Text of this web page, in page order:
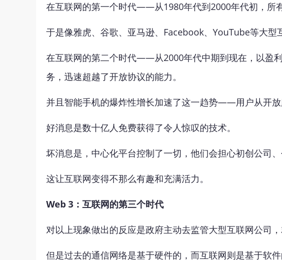
在互联网的第一个时代——从1980年代到2000年代初，所
于是像雅虎、谷歌、亚马逊、Facebook、YouTube等大型
在互联网的第二个时代——从2000年代中期到现在，以盈
务，迅速超越了开放协议的能力。
并且智能手机的爆炸性增长加速了这一趋势——用户从开放
好消息是数十亿人免费获得了令人惊叹的技术。
坏消息是，中心化平台控制了一切，他们会担心初创公司
这让互联网变得不那么有趣和充满活力。
Web 3：互联网的第三个时代
对以上现象做出的反应是政府主动去监管大型互联网公司
但是过去的通信网络是基于硬件的，而互联网则是基于软件